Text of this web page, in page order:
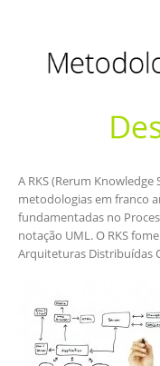
A RKS (Rerum
metodologias em franco
fundamentadas no
notação UML. O RKS
Arquiteturas Distribuídas